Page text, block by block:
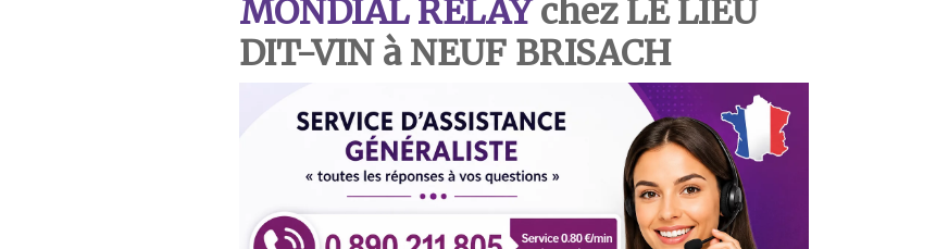
MONDIAL RELAYchez LE LIEU
DIT-VIN à NEUF BRISACH